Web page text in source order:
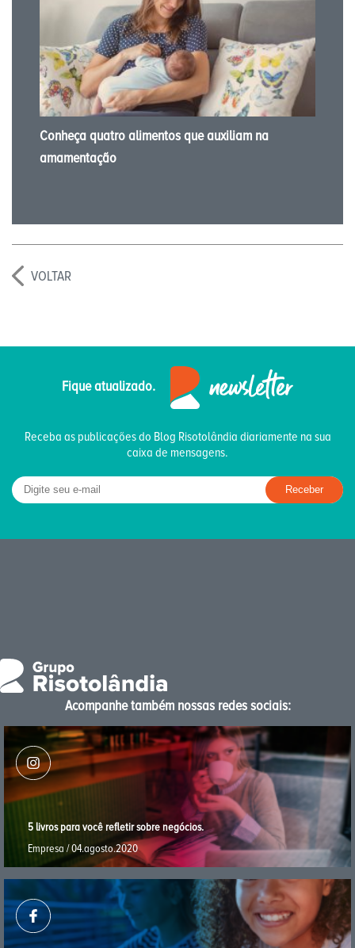
Conheça quatro alimentos que auxiliam na
amamentação
VOLTAR
Fique atualizado.
Receba as publicações do Blog Risotolândia diariamente na sua
caixa de mensagens.
Acompanhe também nossas redes sociais:
5 livros para você reﬂetir sobre negócios.
Empresa / 04.agosto.2020